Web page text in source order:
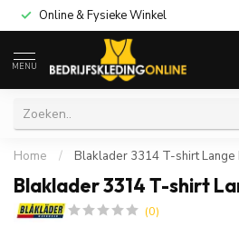
Online & Fysieke Winkel
MENU
Home / Blaklader 3314 T-shirt
Blaklader 3314 T-shirt
(0)